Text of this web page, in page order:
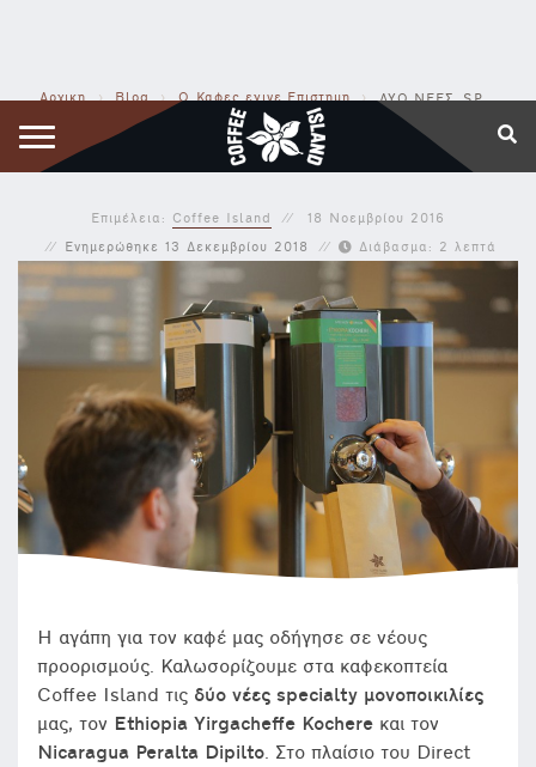
Αρχικη › Blog › Ο Καφες εγινε Επιστημη › ΔΥΟ ΝΕΕΣ, SPECIALTY ΓΕΥΣΤΙΚΕΣ ΕΜΠΕΙΡΙΕΣ
ΔΥΟ ΝΕΕΣ, SPECIALTY ΓΕΥΣΤΙΚΕΣ ΕΜΠΕΙΡΙΕΣ
Επιμέλεια: Coffee Island 18 Νοεμβρίου 2016
Ενημερώθηκε 13 Δεκεμβρίου 2018 Διάβασμα: 2 λεπτά
Η αγάπη για τον καφέ μας οδήγησε σε νέους
προορισμούς. Καλωσορίζουμε στα καφεκοπτεία
Coffee Island τις δύο νέες specialty μονοποικιλίες
μας, τον Ethiopia Yirgacheffe Kochere και τον
Nicaragua Peralta Dipilto. Στο πλαίσιο του Direct